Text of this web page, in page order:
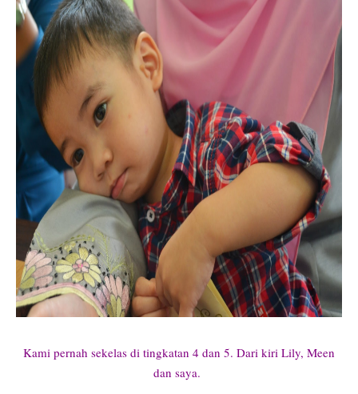
Kami pernah sekelas di tingkatan 4 dan 5. Dari kiri Lily, Meen
dan saya.